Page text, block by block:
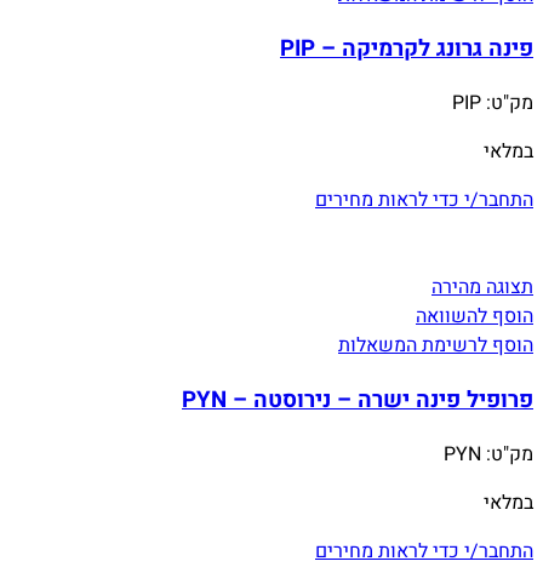
פינה גרונג לקרמיקה – PIP
מק"ט: PIP
במלאי
התחבר/י כדי לראות מחירים
תצוגה מהירה
הוסף להשוואה
הוסף לרשימת המשאלות
פרופיל פינה ישרה – נירוסטה – PYN
מק"ט: PYN
במלאי
התחבר/י כדי לראות מחירים